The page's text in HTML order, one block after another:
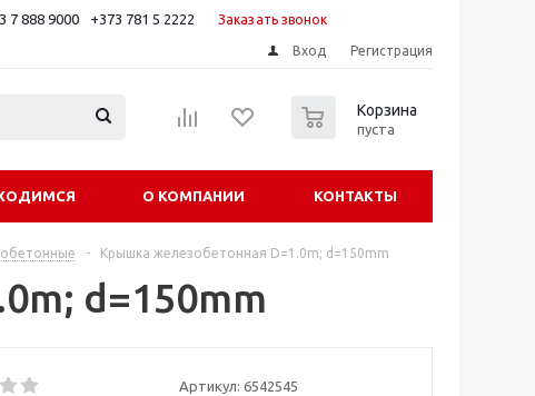
7 888 9000 +373 781 5 2222 Заказать звонок
Вход Регистрация
Корзина
пуста
О КОМПАНИИ КОНТАКТЫ
- Крышка железобетонная D=1.0m; d=150mm
d=150mm
Артикул: 6542545